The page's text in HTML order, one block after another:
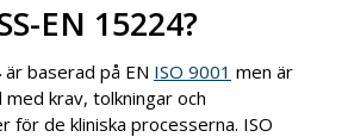
EN 15224?
är baserad på EN ISO 9001 men är
krav, tolkningar och
för de kliniska processerna. ISO